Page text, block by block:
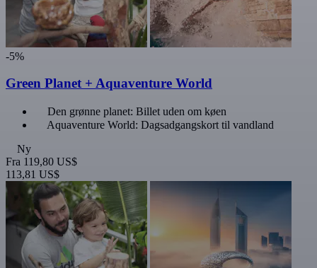
-5%
Green Planet + Aquaventure World
Den grønne planet: Billet uden om køen
Aquaventure World: Dagsadgangskort til vandland
Ny
Fra 119,80 US$
113,81 US$